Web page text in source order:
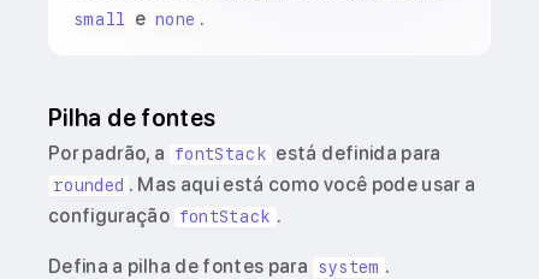
small e none .
Pilha de fontes
Por padrão, a fontStack está definida para
rounded . Mas aqui está como você pode usar a
configuração fontStack .
Defina a pilha de fontes para system .